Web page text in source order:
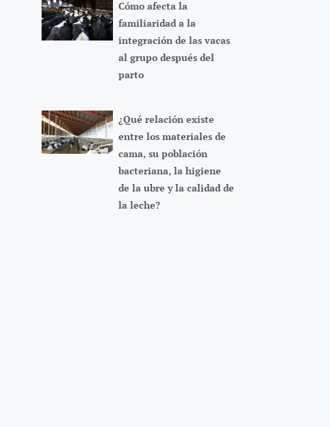
Cómo afecta la
familiaridad a la
integración de las vacas
al grupo después del
parto
¿Qué relación existe
entre los materiales de
cama, su población
bacteriana, la higiene
de la ubre y la calidad de
la leche?